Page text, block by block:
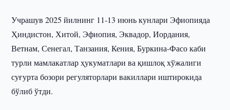
Учрашув 2025 йилнинг 11-13 июнь кунлари Эфиопияда
Ҳиндистон, Хитой, Эфиопия, Эквадор, Иордания,
Ветнам, Сенегал, Танзания, Кения, Буркина-Фасо каби
турли мамлакатлар ҳукуматлари ва қишлоқ хўжалиги
суғурта бозори регуляторлари вакиллари иштирокида
бўлиб ўтди.